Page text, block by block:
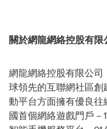
關於網龍網絡控股有限
網龍網絡控股有限公
球領先的互聯網社區
動平台方面擁有優良
國首個網絡遊戲門戶－